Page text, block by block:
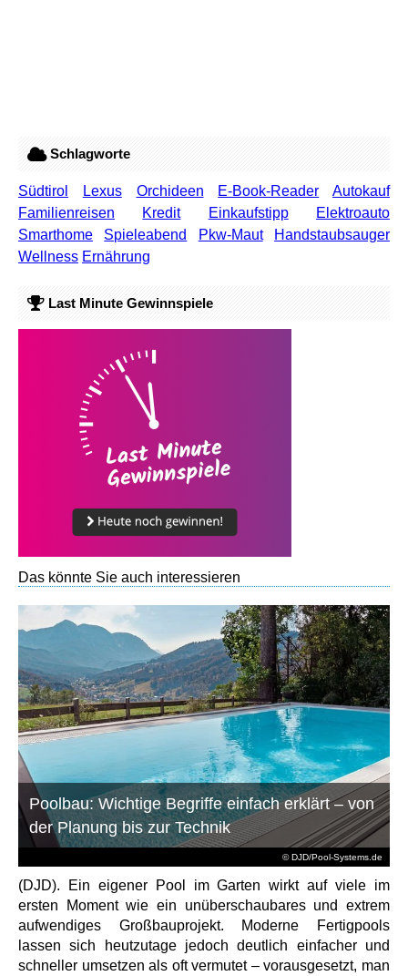
Schlagworte
Südtirol Lexus Orchideen E-Book-Reader
Autokauf
Familienreisen
Kredit Einkaufstipp
Elektroauto
Smarthome
Spieleabend Pkw-Maut
Handstaubsauger
Wellness Ernährung
Last Minute Gewinnspiele
Das könnte Sie auch interessieren
© DJD/Pool-Systems.de
Poolbau: Wichtige Begriffe einfach erklärt – von
der Planung bis zur Technik
(DJD). Ein eigener Pool im Garten wirkt auf viele im
ersten Moment wie ein unüberschaubares und extrem
aufwendiges Großbauprojekt. Moderne Fertigpools
lassen sich heutzutage jedoch deutlich einfacher und
schneller umsetzen als oft vermutet – vorausgesetzt, man